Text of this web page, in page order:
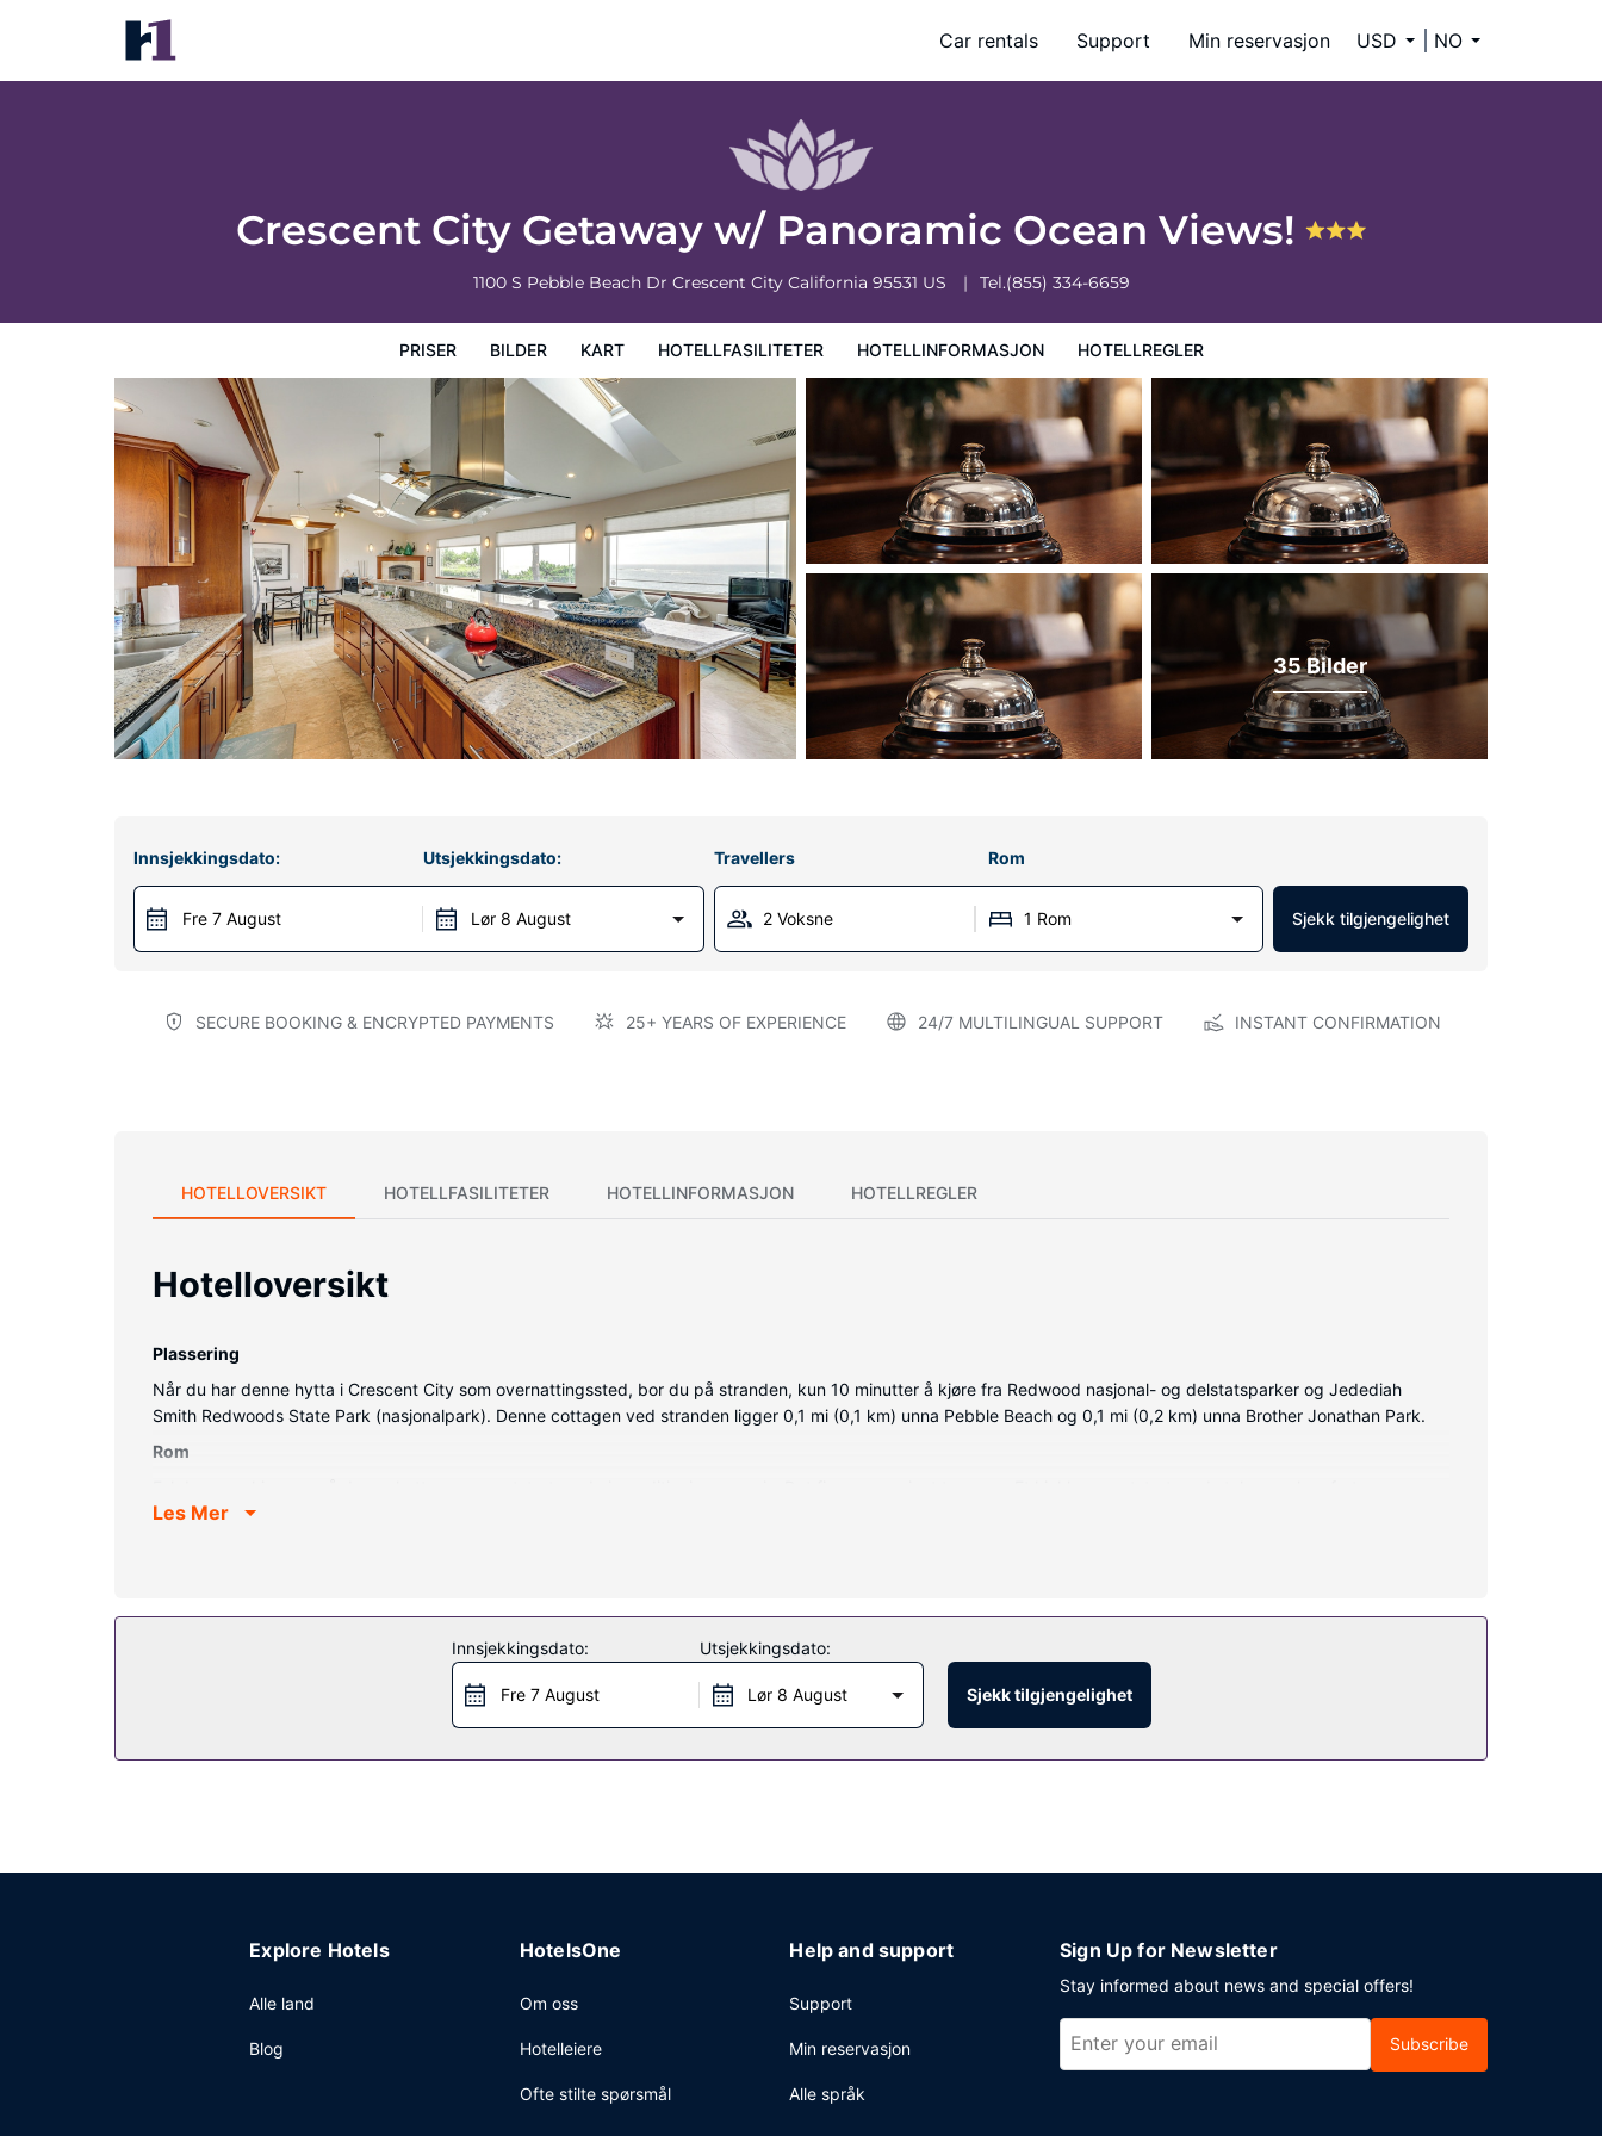
Car rentals Support Min reservasjon USD NO
Crescent City Getaway w/ Panoramic Ocean Views!
1100 S Pebble Beach Dr Crescent City California 95531 US Tel.(855) 334-6659
PRISER BILDER KART HOTELLFASILITETER HOTELLINFORMASJON HOTELLREGLER
Crescent City Getaway w/ Panoramic Ocean Views!
Priser
35 Bilder
Innsjekkingsdato:
Fre 7 August
Utsjekkingsdato:
Lør 8 August
Travellers Rom
2 Voksne 1 Rom Sjekk tilgjengelighet
SECURE BOOKING & ENCRYPTED PAYMENTS 25+ YEARS OF EXPERIENCE 24/7 MULTILINGUAL SUPPORT INSTANT CONFIRMATION
HOTELLOVERSIKT HOTELLFASILITETER HOTELLINFORMASJON HOTELLREGLER
Hotelloversikt
Plassering
Når du har denne hytta i Crescent City som overnattingssted, bor du på stranden, kun 10 minutter å kjøre fra Redwood nasjonal- og delstatsparker og Jedediah
Smith Redwoods State Park (nasjonalpark). Denne cottagen ved stranden ligger 0,1 mi (0,1 km) unna Pebble Beach og 0,1 mi (0,2 km) unna Brother Jonathan Park.
Rom
mikrobølgeovn. Bekvemmelighetene omfatter skrivebord og kaffetraktere/tekokere.
Andre fasiliteter
Gjestene tilbys ubetjent parkering (inkludert) på stedet.
Les Mer
Innsjekkingsdato:
Fre 7 August
Utsjekkingsdato:
Lør 8 August Sjekk tilgjengelighet
Explore Hotels
Alle land
Blog
HotelsOne
Om oss
Hotelleiere
Ofte stilte spørsmål
Help and support
Support
Min reservasjon
Alle språk
Sign Up for Newsletter
Stay informed about news and special offers!
Subscribe